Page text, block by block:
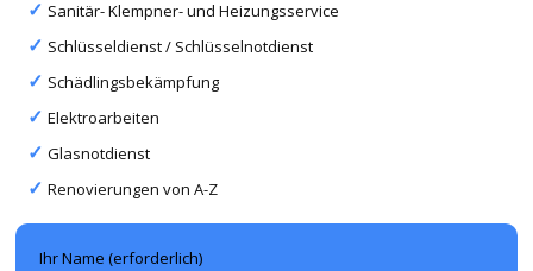
Sanitär- Klempner- und Heizungsservice
Schlüsseldienst / Schlüsselnotdienst
Schädlingsbekämpfung
Elektroarbeiten
Glasnotdienst
Renovierungen von A-Z
Ihr Name (erforderlich)